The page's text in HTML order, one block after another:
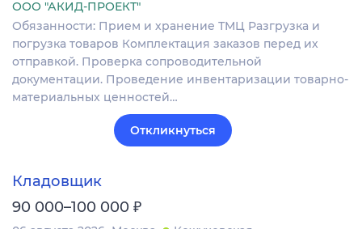
ООО "АКИД-ПРОЕКТ"
Обязанности: Прием и хранение ТМЦ Разгрузка и
погрузка товаров Комплектация заказов перед их
отправкой. Проверка сопроводительной
документации. Проведение инвентаризации товарно-
материальных ценностей…
Откликнуться
Кладовщик
90 000–100 000 ₽